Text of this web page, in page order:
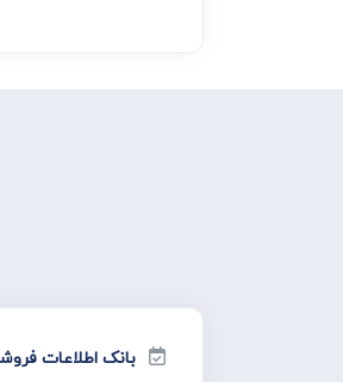
بانک اطلاعات